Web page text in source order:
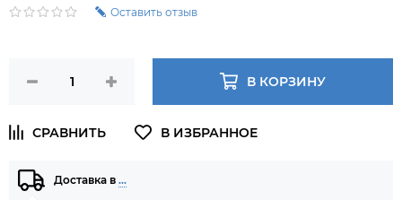
Оставить отзыв
В КОРЗИНУ
Доставка в …